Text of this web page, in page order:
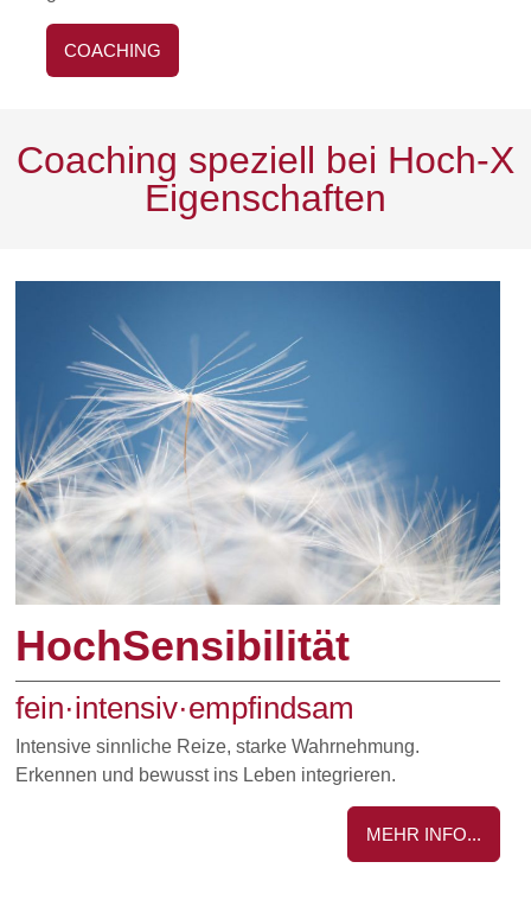
COACHING
Coaching speziell bei Hoch-X
Eigenschaften
HochSensibilität
fein·intensiv·empfindsam
Intensive sinnliche Reize, starke Wahrnehmung.
Erkennen und bewusst ins Leben integrieren.
MEHR INFO...